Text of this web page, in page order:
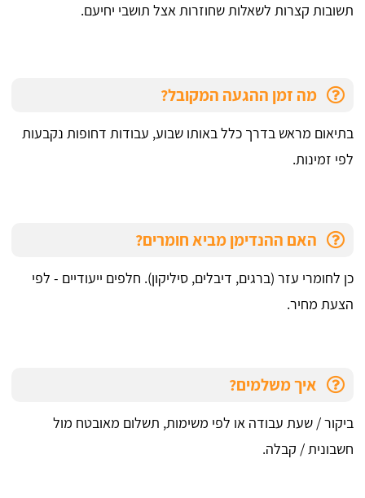
תשובות קצרות לשאלות שחוזרות אצל תושבי יחיעם.
מה זמן ההגעה המקובל?
בתיאום מראש בדרך כלל באותו שבוע, עבודות דחופות נקבעות
לפי זמינות.
האם ההנדימן מביא חומרים?
כן לחומרי עזר (ברגים, דיבלים, סיליקון). חלפים ייעודיים - לפי
הצעת מחיר.
איך משלמים?
ביקור / שעת עבודה או לפי משימות, תשלום מאובטח מול
חשבונית / קבלה.